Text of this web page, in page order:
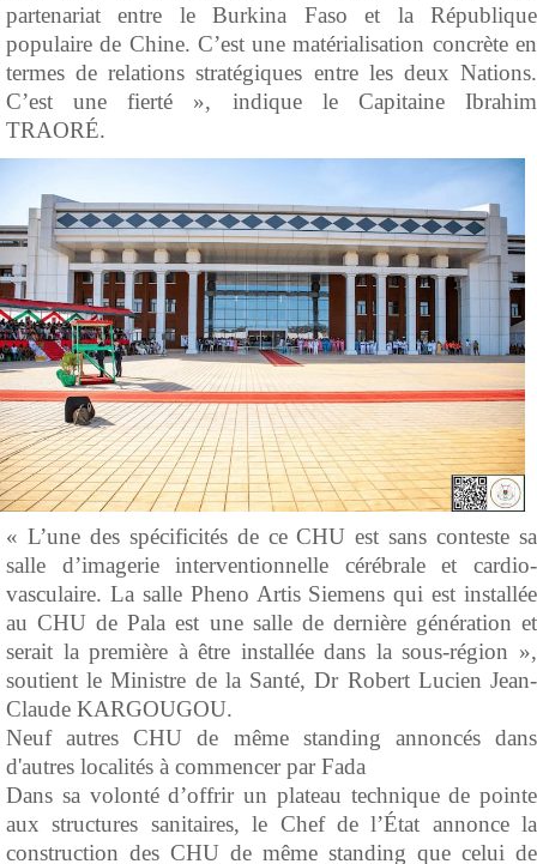
partenariat entre le Burkina Faso et la République
populaire de Chine. C’est une matérialisation concrète en
termes de relations stratégiques entre les deux Nations.
C’est une fierté », indique le Capitaine Ibrahim
TRAORÉ.
« L’une des spécificités de ce CHU est sans conteste sa
salle d’imagerie interventionnelle cérébrale et cardio-
vasculaire. La salle Pheno Artis Siemens qui est installée
au CHU de Pala est une salle de dernière génération et
serait la première à être installée dans la sous-région »,
soutient le Ministre de la Santé, Dr Robert Lucien Jean-
Claude KARGOUGOU.
Neuf autres CHU de même standing annoncés dans
d'autres localités à commencer par Fada
Dans sa volonté d’offrir un plateau technique de pointe
aux structures sanitaires, le Chef de l’État annonce la
construction des CHU de même standing que celui de